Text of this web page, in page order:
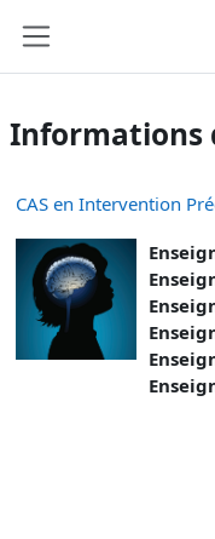
Informations
CAS en Intervention